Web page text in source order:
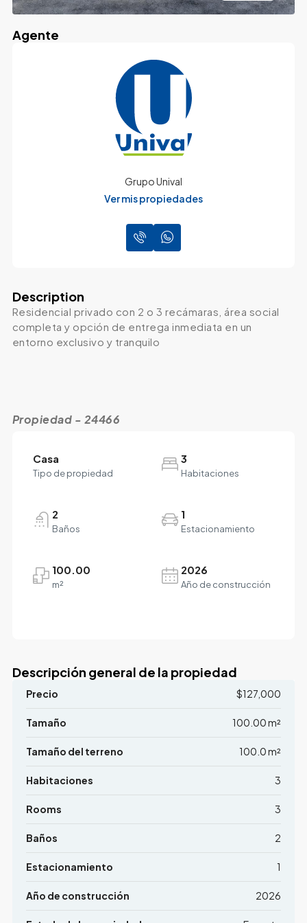
Agente
Grupo Unival
Ver mis propiedades
Description
Residencial privado con 2 o 3 recámaras, área social
completa y opción de entrega inmediata en un
entorno exclusivo y tranquilo
Propiedad - 24466
Casa
Tipo de propiedad
3
Habitaciones
2
Baños
1
Estacionamiento
100.00
m²
2026
Año de construcción
Descripción general de la propiedad
Precio $127,000
Tamaño 100.00 m²
Tamaño del terreno 100.0 m²
Habitaciones 3
Rooms 3
Baños 2
Estacionamiento 1
Año de construcción 2026